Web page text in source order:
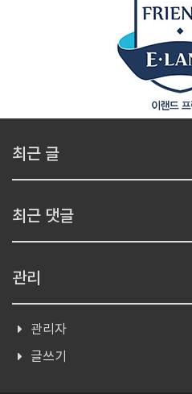
최근 글
최근 댓글
관리
관리자
글쓰기